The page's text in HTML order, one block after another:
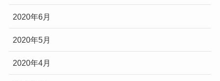
2020年6月
2020年5月
2020年4月